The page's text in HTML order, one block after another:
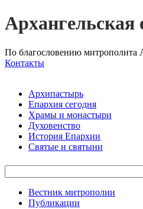
Архангельская
По благословению митрополита
Контакты
Архипастырь
Епархия сегодня
Храмы и монастыри
Духовенство
История Епархии
Святые и святыни
Вестник митрополии
Публикации